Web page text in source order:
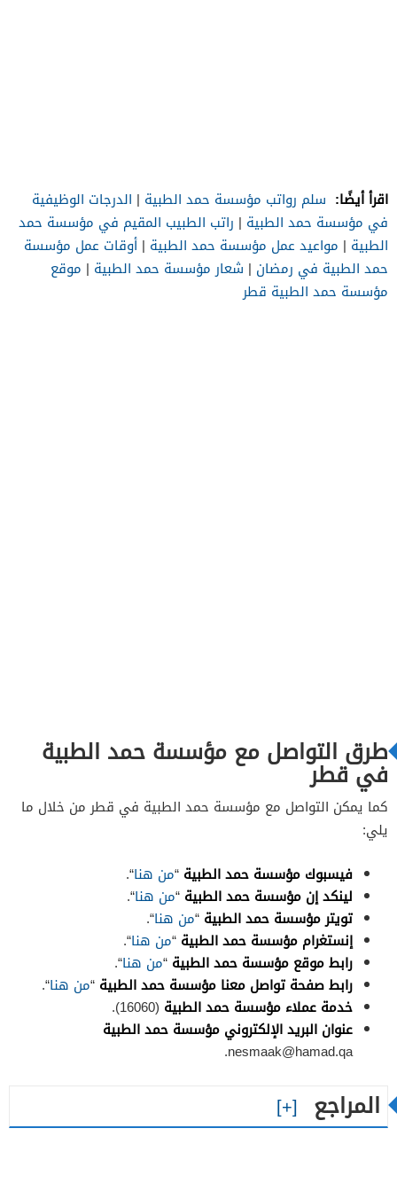
اقرأ أيضًا: سلم رواتب مؤسسة حمد الطبية | الدرجات الوظيفية
في مؤسسة حمد الطبية | راتب الطبيب المقيم في مؤسسة حمد
الطبية | مواعيد عمل مؤسسة حمد الطبية | أوقات عمل مؤسسة
حمد الطبية في رمضان | شعار مؤسسة حمد الطبية | موقع
مؤسسة حمد الطبية قطر
طرق التواصل مع مؤسسة حمد الطبية
في قطر
كما يمكن التواصل مع مؤسسة حمد الطبية في قطر من خلال ما
يلي:
فيسبوك مؤسسة حمد الطبية “من هنا“.
لينكد إن مؤسسة حمد الطبية “من هنا“.
تويتر مؤسسة حمد الطبية “من هنا“.
إنستغرام مؤسسة حمد الطبية “من هنا“.
رابط موقع مؤسسة حمد الطبية “من هنا“.
رابط صفحة تواصل معنا مؤسسة حمد الطبية “من هنا“.
خدمة عملاء مؤسسة حمد الطبية (16060).
عنوان البريد الإلكتروني مؤسسة حمد الطبية
nesmaak@hamad.qa
.
المراجع